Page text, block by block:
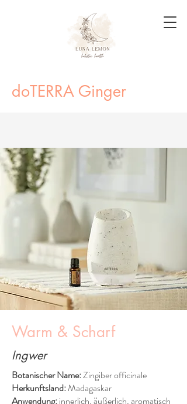
doTERRA Ginger
Warm & Scharf
Ingwer
Botanischer Name:Zingiber officinale
Herkunftsland:Madagaskar
Anwendung:innerlich, äußerlich, aromatisch